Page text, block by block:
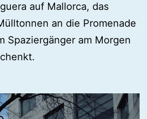
auf Mallorca, das
an die Promenade
Spaziergänger am Morgen